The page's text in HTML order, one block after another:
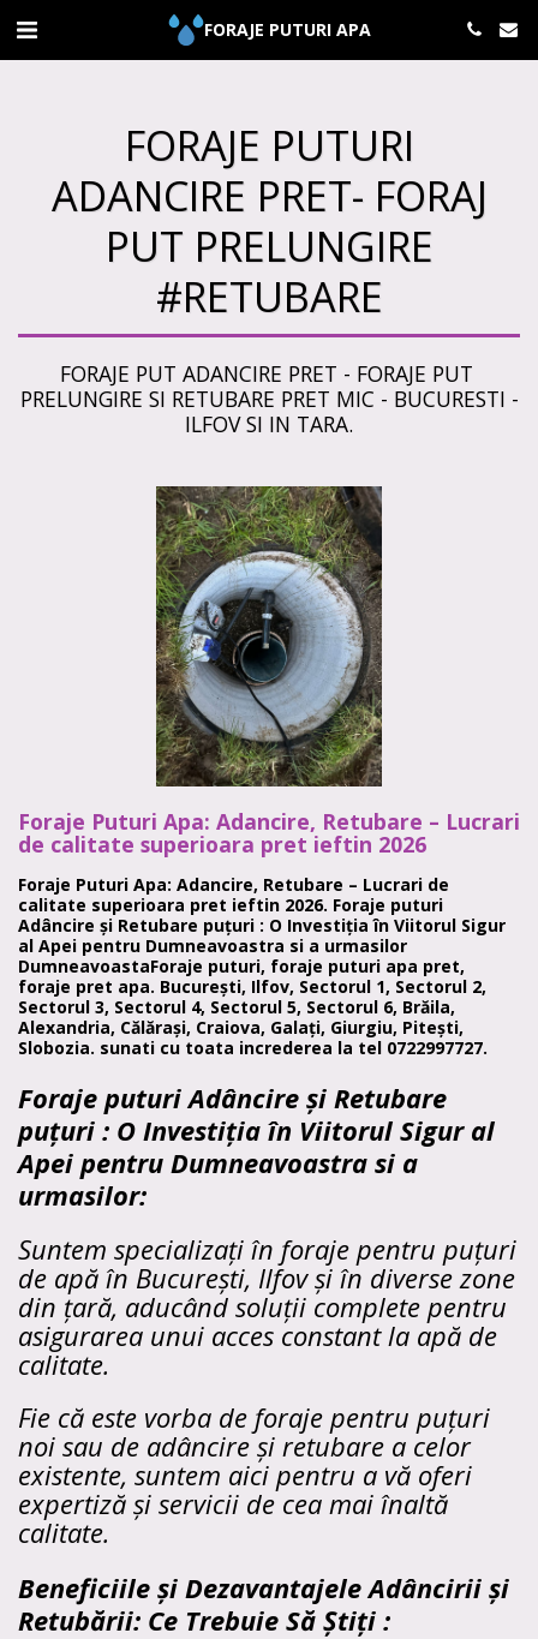
FORAJE PUTURI APA
FORAJE PUTURI
ADANCIRE PRET- FORAJ
PUT PRELUNGIRE
#RETUBARE
FORAJE PUT ADANCIRE PRET - FORAJE PUT
PRELUNGIRE SI RETUBARE PRET MIC - BUCURESTI -
ILFOV SI IN TARA.
Foraje Puturi Apa: Adancire, Retubare – Lucrari
de calitate superioara pret ieftin 2026
Foraje Puturi Apa: Adancire, Retubare – Lucrari de
calitate superioara pret ieftin 2026. Foraje puturi
Adâncire și Retubare puțuri : O Investiția în Viitorul Sigur
al Apei pentru Dumneavoastra si a urmasilor
DumneavoastaForaje puturi, foraje puturi apa pret,
foraje pret apa. București, Ilfov, Sectorul 1, Sectorul 2,
Sectorul 3, Sectorul 4, Sectorul 5, Sectorul 6, Brăila,
Alexandria, Călărași, Craiova, Galați, Giurgiu, Pitești,
Slobozia. sunati cu toata increderea la tel 0722997727.
Foraje puturi Adâncire și Retubare
puțuri : O Investiția în Viitorul Sigur al
Apei pentru Dumneavoastra si a
urmasilor:
Suntem specializați în foraje pentru puțuri
de apă în București, Ilfov și în diverse zone
din țară, aducând soluții complete pentru
asigurarea unui acces constant la apă de
calitate.
Fie că este vorba de foraje pentru puțuri
noi sau de adâncire și retubare a celor
existente, suntem aici pentru a vă oferi
expertiză și servicii de cea mai înaltă
calitate.
Beneficiile și Dezavantajele Adâncirii și
Retubării: Ce Trebuie Să Știți :